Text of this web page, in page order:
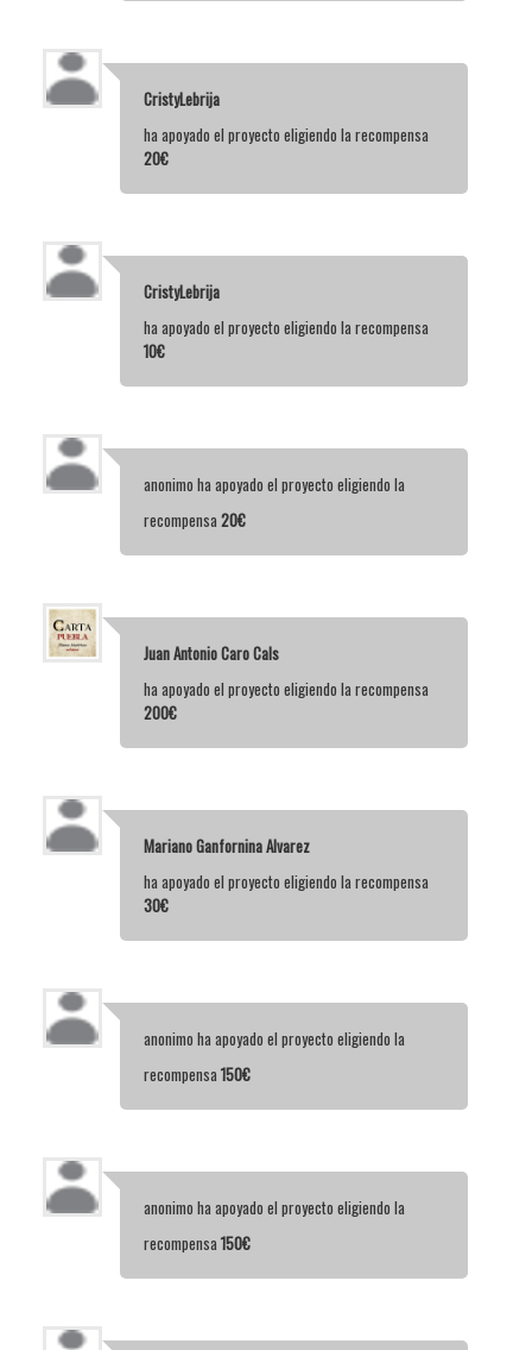
CristyLebrija
ha apoyado el proyecto eligiendo la recompensa
20€
CristyLebrija
ha apoyado el proyecto eligiendo la recompensa
10€
anonimo ha apoyado el proyecto eligiendo la
recompensa 20€
Juan Antonio Caro Cals
ha apoyado el proyecto eligiendo la recompensa
200€
Mariano Ganfornina Alvarez
ha apoyado el proyecto eligiendo la recompensa
30€
anonimo ha apoyado el proyecto eligiendo la
recompensa 150€
anonimo ha apoyado el proyecto eligiendo la
recompensa 150€